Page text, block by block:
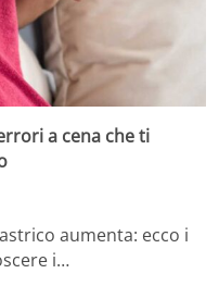
a cena che ti
aumenta: ecco i
i…